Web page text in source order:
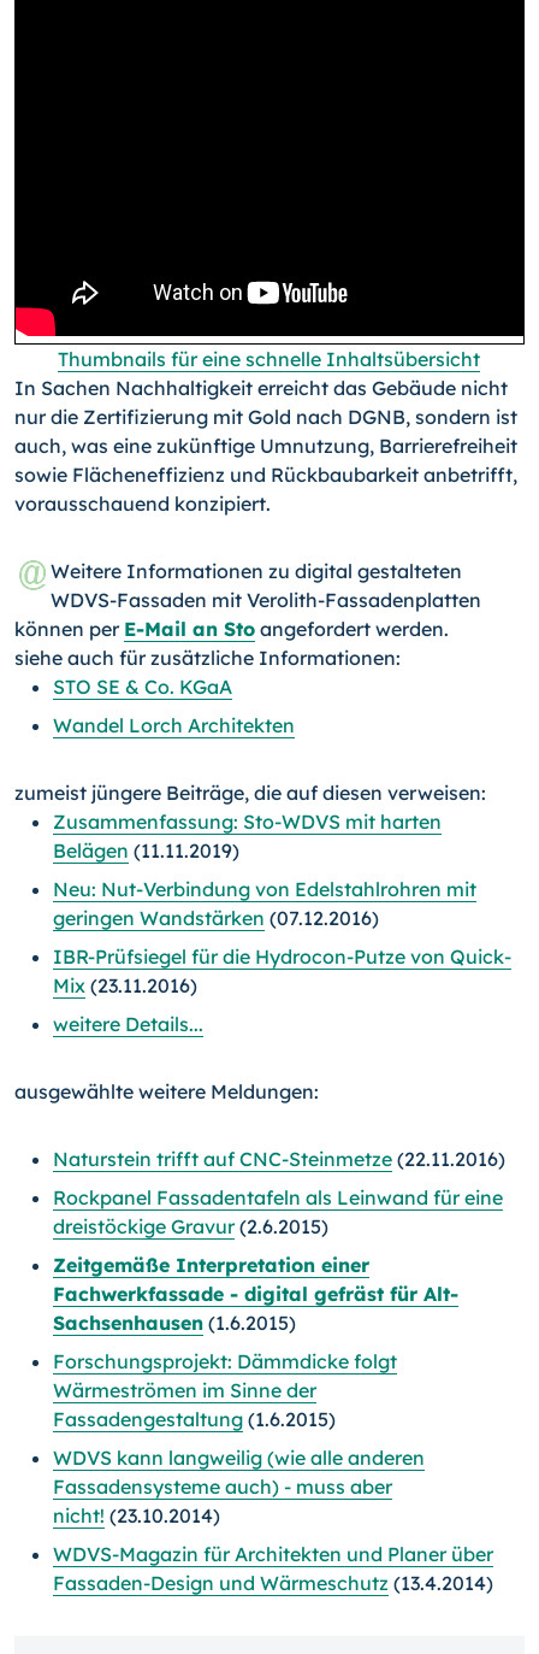
Thumbnails für eine schnelle Inhaltsübersicht
In Sachen Nachhaltigkeit erreicht das Gebäude nicht
nur die Zertifizierung mit Gold nach DGNB, sondern ist
auch, was eine zukünftige Umnutzung, Barrierefreiheit
sowie Flächeneffizienz und Rückbaubarkeit anbetrifft,
vorausschauend konzipiert.
Weitere Informationen zu digital gestalteten
WDVS-Fassaden mit Verolith-Fassadenplatten
können per E-Mail an Sto angefordert werden.
siehe auch für zusätzliche Informationen:
STO SE & Co. KGaA
Wandel Lorch Architekten
zumeist jüngere Beiträge, die auf diesen verweisen:
Zusammenfassung: Sto-WDVS mit harten
Belägen (11.11.2019)
Neu: Nut-Verbindung von Edelstahlrohren mit
geringen Wandstärken (07.12.2016)
IBR-Prüfsiegel für die Hydrocon-Putze von Quick-
Mix (23.11.2016)
weitere Details...
ausgewählte weitere Meldungen:
Naturstein trifft auf CNC-Steinmetze (22.11.2016)
Rockpanel Fassadentafeln als Leinwand für eine
dreistöckige Gravur(2.6.2015)
Zeitgemäße Interpretation einer
Fachwerkfassade - digital gefräst für Alt-
Sachsenhausen (1.6.2015)
Forschungsprojekt: Dämmdicke folgt
Wärmeströmen im Sinne der
Fassadengestaltung (1.6.2015)
WDVS kann langweilig (wie alle anderen
Fassadensysteme auch) - muss aber
nicht! (23.10.2014)
WDVS-Magazin für Architekten und Planer über
Fassaden-Design und Wärmeschutz (13.4.2014)